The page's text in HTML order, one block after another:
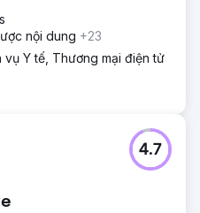
nội dung +23
Y tế, Thương mại điện tử
4.7